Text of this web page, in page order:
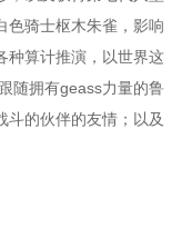
色骑士枢木朱雀，影响
种算计推演，以世界这
随拥有geass力量的鲁
斗的伙伴的友情；以及